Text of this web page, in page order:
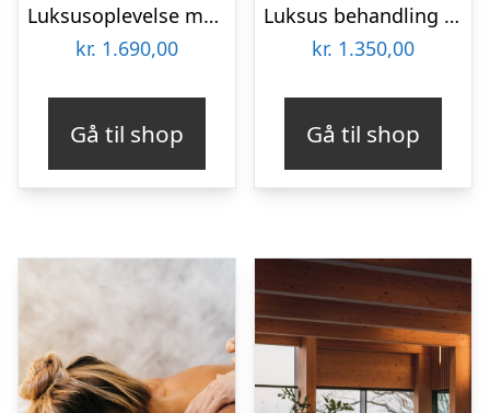
Luksusoplevelse med Floating, Massage & Sauna hos Copenhagen Float
kr. 1.690,00
Gå til shop
Luksus behandling hos Helle Thorup
kr. 1.350,00
Gå til shop